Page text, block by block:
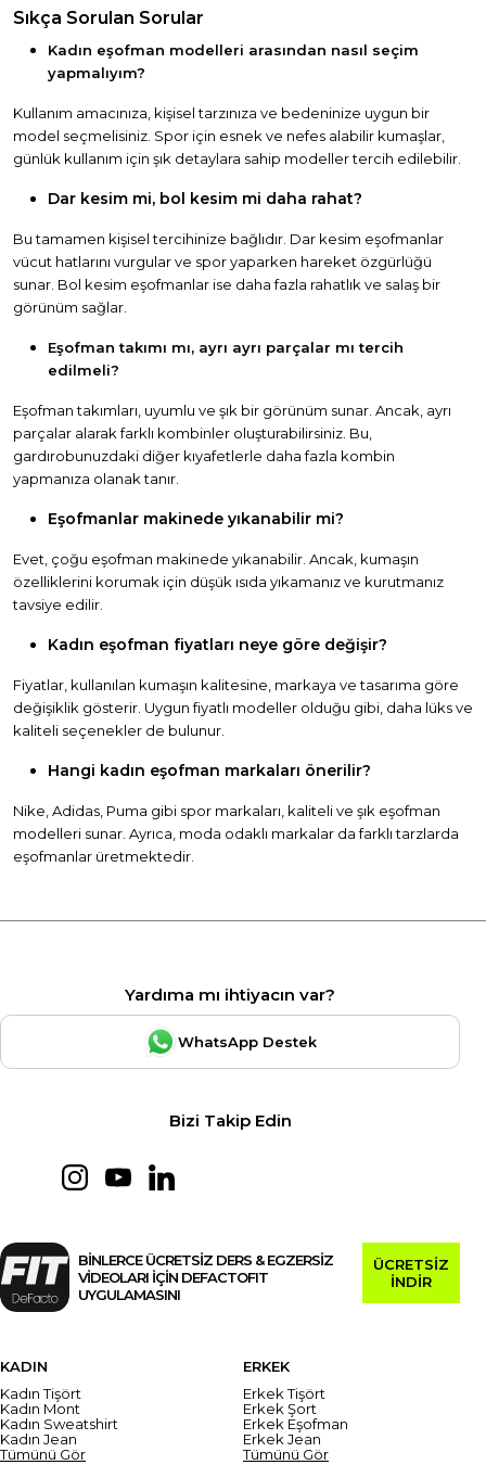
Sıkça Sorulan Sorular
Kadın eşofman modelleri arasından nasıl seçim
yapmalıyım?
Kullanım amacınıza, kişisel tarzınıza ve bedeninize uygun bir
model seçmelisiniz. Spor için esnek ve nefes alabilir kumaşlar,
günlük kullanım için şık detaylara sahip modeller tercih edilebilir.
Dar kesim mi, bol kesim mi daha rahat?
Bu tamamen kişisel tercihinize bağlıdır. Dar kesim eşofmanlar
vücut hatlarını vurgular ve spor yaparken hareket özgürlüğü
sunar. Bol kesim eşofmanlar ise daha fazla rahatlık ve salaş bir
görünüm sağlar.
Eşofman takımı mı, ayrı ayrı parçalar mı tercih
edilmeli?
Eşofman takımları, uyumlu ve şık bir görünüm sunar. Ancak, ayrı
parçalar alarak farklı kombinler oluşturabilirsiniz. Bu,
gardırobunuzdaki diğer kıyafetlerle daha fazla kombin
yapmanıza olanak tanır.
Eşofmanlar makinede yıkanabilir mi?
Evet, çoğu eşofman makinede yıkanabilir. Ancak, kumaşın
özelliklerini korumak için düşük ısıda yıkamanız ve kurutmanız
tavsiye edilir.
Kadın eşofman fiyatları neye göre değişir?
Fiyatlar, kullanılan kumaşın kalitesine, markaya ve tasarıma göre
değişiklik gösterir. Uygun fiyatlı modeller olduğu gibi, daha lüks ve
kaliteli seçenekler de bulunur.
Hangi kadın eşofman markaları önerilir?
Nike, Adidas, Puma gibi spor markaları, kaliteli ve şık eşofman
modelleri sunar. Ayrıca, moda odaklı markalar da farklı tarzlarda
eşofmanlar üretmektedir.
Yardıma mı ihtiyacın var?
WhatsApp Destek
Bizi Takip Edin
BİNLERCE ÜCRETSİZ DERS & EGZERSİZ
VİDEOLARI İÇİN DEFACTOFIT
UYGULAMASINI
ÜCRETSİZ
İNDİR
KADIN
Kadın Tişört
Kadın Mont
Kadın Sweatshirt
Kadın Jean
Tümünü Gör
ERKEK
Erkek Tişört
Erkek Şort
Erkek Eşofman
Erkek Jean
Tümünü Gör